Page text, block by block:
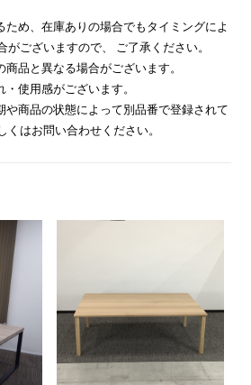
ため、在庫ありの場合でもタイミングによ
がございますので、 ご了承ください。
品と異なる場合がございます。
使用感がございます。
や商品の状態によって別品番で登録されて
くはお問い合わせください。